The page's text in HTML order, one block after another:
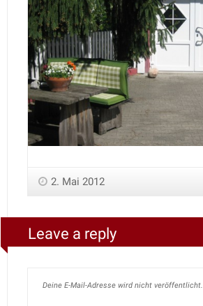
2. Mai 2012
Leave a reply
Deine E-Mail-Adresse wird nicht veröffentlicht.